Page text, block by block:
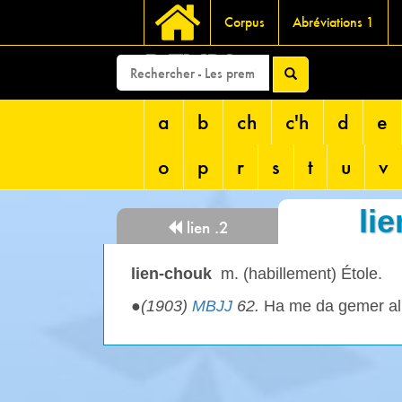
Corpus Abréviations 1
DEVRI
a b ch c'h d
e
o
p r s t u v
lien .2
lien-chouk m. (habillement) Étole.
●(1903) MBJJ 62. Ha me da gemer